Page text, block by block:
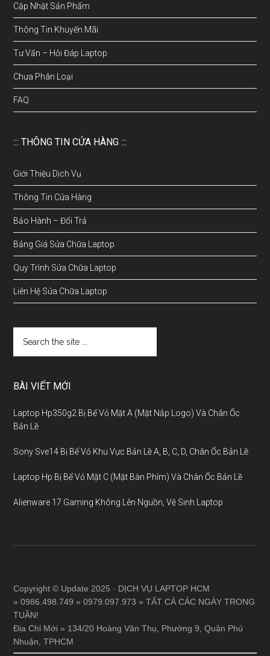
Cập Nhật Sản Phẩm
Thông Tin Khuyến Mãi
Tư Vấn – Hỏi Đáp Laptop
Chưa Phân Loại
FAQ
::: THÔNG TIN CỬA HÀNG :::
Giới Thiệu Dịch Vụ
Thông Tin Cửa Hàng
Bảo Hành – Đổi Trả
Bảng Giá Sửa Chữa Laptop
Quy Trình Sửa Chữa Laptop
Liên Hệ Sửa Chữa Laptop
BÀI VIẾT MỚI
Laptop Hp350g2 Bị Bể Vỏ Mặt A (Mặt Nắp Logo) Và Chân Ốc
Bản Lề
Sony Sve14 Bị Bể Vỏ Khu Vực Bản Lề A, B, C, D, Chân Ốc Bản Lề
Laptop Hp Bị Bể Vỏ Mặt C (Mặt Bàn Phím) Và Chân Ốc Bản Lề
Alienware 17 Gaming Không Lên Nguồn, Vệ Sinh Laptop
Copyright © Update 2025 · DỊCH VỤ LAPTOP HCM
» 0986.498.749 » 0979.097.973 » TẤT CẢ CÁC NGÀY TRONG
TUẦN!
Địa Chỉ Mới » 134/20 Hoàng Văn Thụ, Phường 9, Quận Phú
Nhuận, TPHCM